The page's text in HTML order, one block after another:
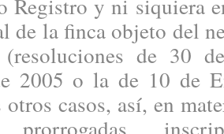
Registro y ni siquiera
de la finca objeto del
(resoluciones de 30
2005 o la de 10 de
casos, así, en
prorrogadas,